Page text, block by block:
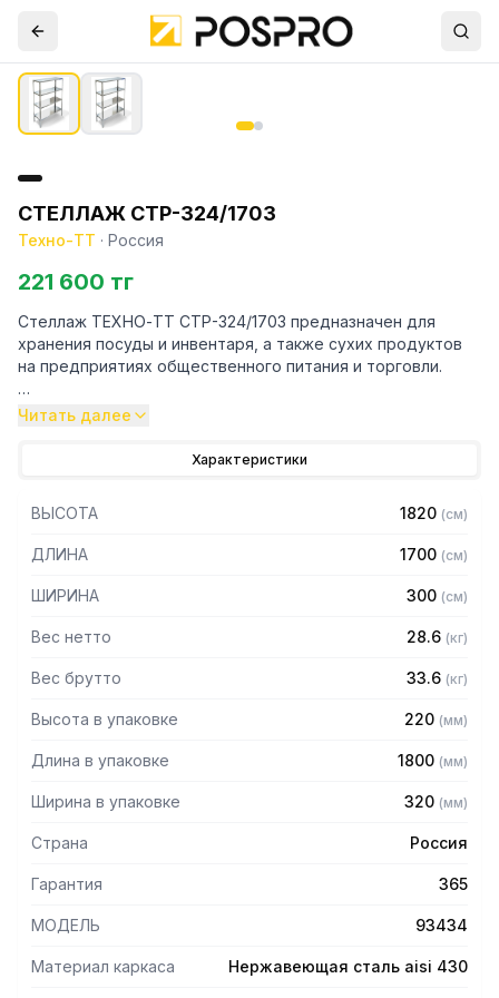
СТЕЛЛАЖ СТР-324/1703
Техно-ТТ · Россия
221 600 тг
Стеллаж ТЕХНО-ТТ СТР-324/1703 предназначен для
хранения посуды и инвентаря, а также сухих продуктов
на предприятиях общественного питания и торговли.
Особенности:
— Стеллаж технологический разборный
— Четыре сплошные полки из нержавеющей стали марки
AISI 430 толщиной 0,8 мм
— Расстояние между полками регулируемое с шагом 50
мм
— Стеллаж поставляется в разобранном виде
Читать далее
Характеристики
ВЫСОТА 1820 (см)
ДЛИНА 1700 (см)
ШИРИНА 300 (см)
Вес нетто 28.6 (кг)
Вес брутто 33.6 (кг)
Высота в упаковке 220 (мм)
Длина в упаковке 1800 (мм)
Ширина в упаковке 320 (мм)
Страна Россия
Гарантия 365
МОДЕЛЬ 93434
Материал каркаса Нержавеющая сталь aisi 430